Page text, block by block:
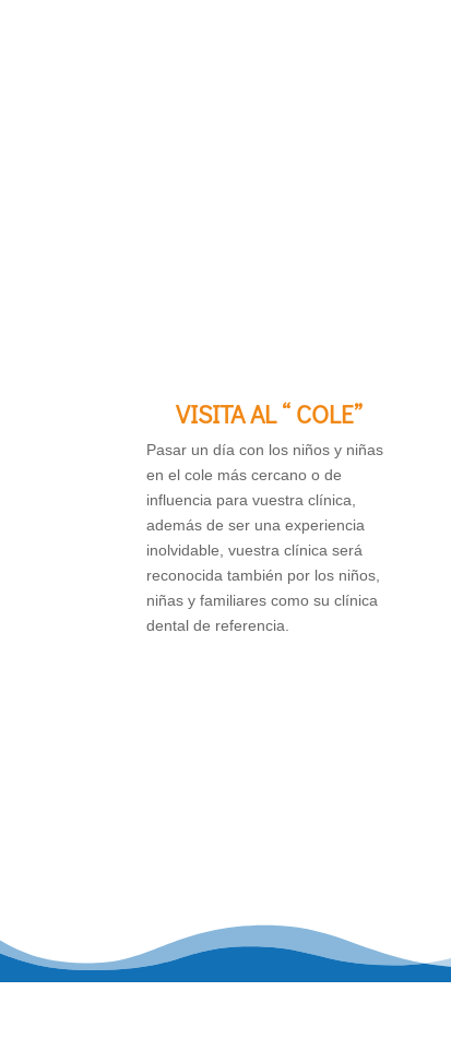
VISITA AL “ COLE”
Pasar un día con los niños y niñas
en el cole más cercano o de
influencia para vuestra clínica,
además de ser una experiencia
inolvidable, vuestra clínica será
reconocida también por los niños,
niñas y familiares como su clínica
dental de referencia.